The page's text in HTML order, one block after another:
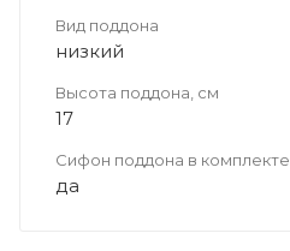
Вид поддона
низкий
Высота поддона, см
17
Сифон поддона в комплекте
да